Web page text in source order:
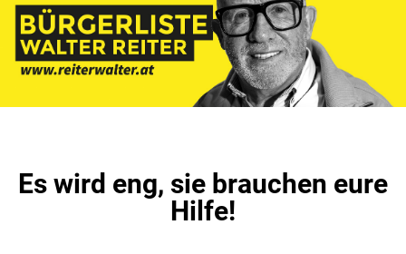
Es wird eng, sie brauchen eure
Hilfe!